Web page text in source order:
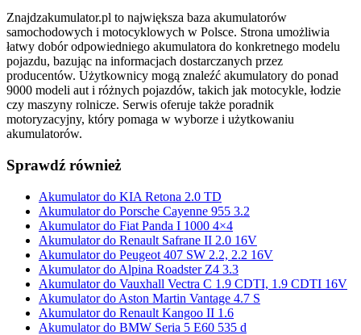
Znajdzakumulator.pl to największa baza akumulatorów
samochodowych i motocyklowych w Polsce. Strona umożliwia
łatwy dobór odpowiedniego akumulatora do konkretnego modelu
pojazdu, bazując na informacjach dostarczanych przez
producentów. Użytkownicy mogą znaleźć akumulatory do ponad
9000 modeli aut i różnych pojazdów, takich jak motocykle, łodzie
czy maszyny rolnicze. Serwis oferuje także poradnik
motoryzacyjny, który pomaga w wyborze i użytkowaniu
akumulatorów.
Sprawdź również
Akumulator do KIA Retona 2.0 TD
Akumulator do Porsche Cayenne 955 3.2
Akumulator do Fiat Panda I 1000 4×4
Akumulator do Renault Safrane II 2.0 16V
Akumulator do Peugeot 407 SW 2.2, 2.2 16V
Akumulator do Alpina Roadster Z4 3.3
Akumulator do Vauxhall Vectra C 1.9 CDTI, 1.9 CDTI 16V
Akumulator do Aston Martin Vantage 4.7 S
Akumulator do Renault Kangoo II 1.6
Akumulator do BMW Seria 5 E60 535 d